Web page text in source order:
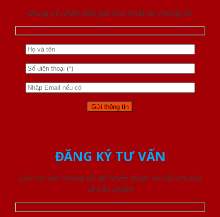
Đăng ký nhận báo giá mới nhất từ chúng tôi
ĐĂNG KÝ TƯ VẤN
Liên hệ với chúng tôi để nhận được tư vấn chi tiết
về sản phẩm